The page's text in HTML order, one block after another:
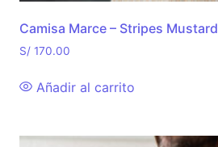
Camisa Marce – Stripes Mustard
S/ 170.00
Añadir al carrito